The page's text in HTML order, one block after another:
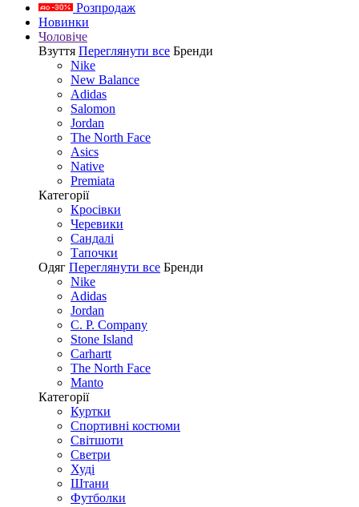
Розпродаж
Новинки
Чоловіче
Взуття Переглянути все Бренди
Nike
New Balance
Adidas
Salomon
Jordan
The North Face
Asics
Native
Premiata
Категорії
Кросівки
Черевики
Сандалі
Tапочки
Одяг Переглянути все Бренди
Nike
Adidas
Jordan
C. P. Company
Stone Island
Carhartt
The North Face
Manto
Категорії
Куртки
Спортивні костюми
Світшоти
Светри
Худі
Штани
Футболки